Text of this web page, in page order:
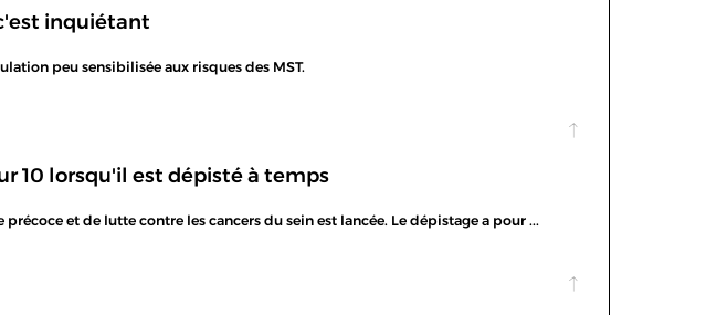
inquiétant
peu sensibilisée aux risques des MST.
10 lorsqu'il est dépisté à temps
et de lutte contre les cancers du sein est lancée. Le dépistage a pour ...